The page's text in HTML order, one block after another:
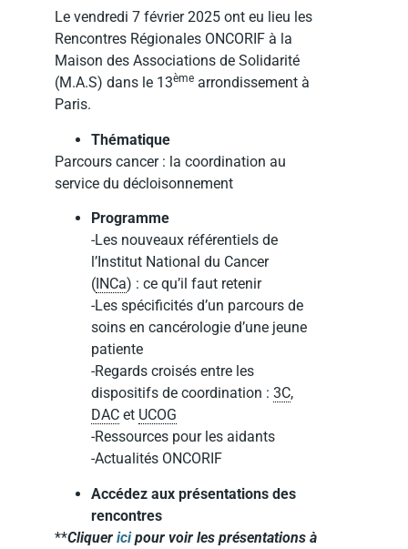
Le vendredi 7 février 2025 ont eu lieu les
Rencontres Régionales ONCORIF à la
Maison des Associations de Solidarité
(M.A.S) dans le 13ème arrondissement à
Paris.
Thématique
Parcours cancer : la coordination au
service du décloisonnement
Programme
-Les nouveaux référentiels de
l’Institut National du Cancer
( INCa) : ce qu’il faut retenir
-Les spécificités d’un parcours de
soins en cancérologie d’une jeune
patiente
-Regards croisés entre les
dispositifs de coordination : 3C,
DAC et UCOG
-Ressources pour les aidants
-Actualités ONCORIF
Accédez aux présentations des
rencontres
**Cliquer icipour voir les présentations à